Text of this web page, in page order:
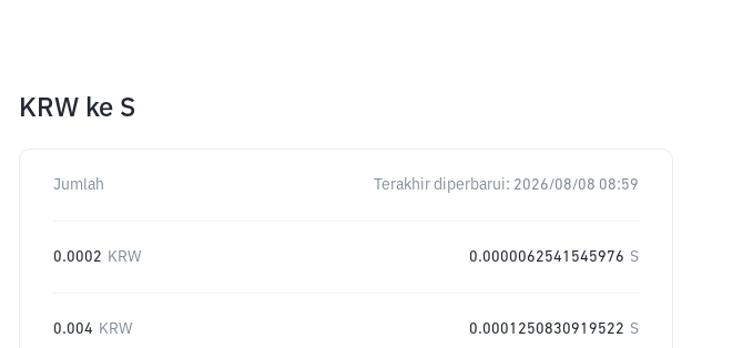
KRW ke S
Jumlah Terakhir diperbarui: 2026/08/08 08:59
0.0002 KRW 0.0000062541545976 S
0.004 KRW 0.0001250830919522 S